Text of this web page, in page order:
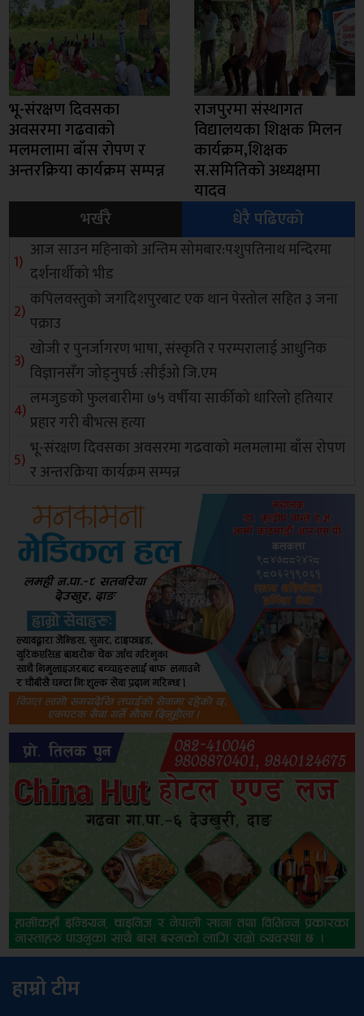
भू-संरक्षण दिवसका
अवसरमा गढवाको
मलमलामा बाँस रोपण र
अन्तरक्रिया कार्यक्रम सम्पन्न
राजपुरमा संस्थागत
विद्यालयका शिक्षक मिलन
कार्यक्रम,शिक्षक
स.समितिको अध्यक्षमा
यादव
भर्खरै
धेरै पढिएको
आज साउन महिनाको अन्तिम सोमबार:पशुपतिनाथ मन्दिरमा
दर्शनार्थीको भीड
कपिलवस्तुको जगदिशपुरबाट एक थान पेस्तोल सहित ३ जना
पक्राउ
खोजी र पुनर्जागरण भाषा, संस्कृति र परम्परालाई आधुनिक
विज्ञानसँग जोड्नुपर्छ :सीईओ जि.एम
लमजुङको फुलबारीमा ७५ वर्षीया सार्कीको धारिलो हतियार
प्रहार गरी बीभत्स हत्या
भू-संरक्षण दिवसका अवसरमा गढवाको मलमलामा बाँस रोपण
र अन्तरक्रिया कार्यक्रम सम्पन्न
हाम्रो टीम